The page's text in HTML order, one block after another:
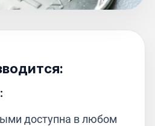
доступна в любом